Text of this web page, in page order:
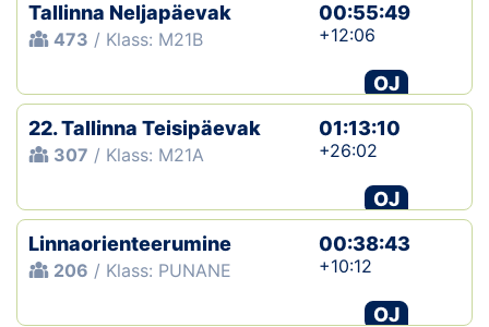
Tallinna Neljapäevak
473 / Klass: M21B
00:55:49
+12:06
OJ
22. Tallinna Teisipäevak
307 / Klass: M21A
01:13:10
+26:02
OJ
Linnaorienteerumine
206 / Klass: PUNANE
00:38:43
+10:12
OJ